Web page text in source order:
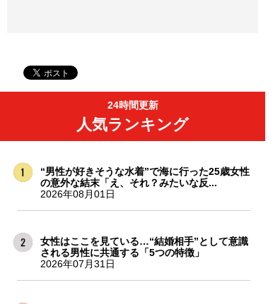
24時間更新
人気ランキング
“男性が好きそうな水着”で海に行った25歳女性
の意外な結末「え、それ？みたいな反...
2026年08月01日
女性はここを見ている…“結婚相手”として意識
される男性に共通する「5つの特徴」
2026年07月31日